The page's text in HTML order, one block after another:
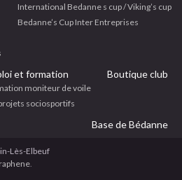
International Bedanne s cup / Viking’s cup
Bedanne’s Cup Inter Entreprises
et formation
moniteur de voile
sociosportifs
Boutique club
Base de Bédanne
Lès-Elbeuf